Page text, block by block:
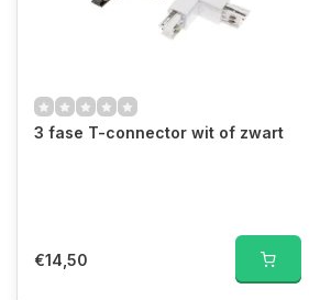
3 fase T-connector wit of zwart
€14,50